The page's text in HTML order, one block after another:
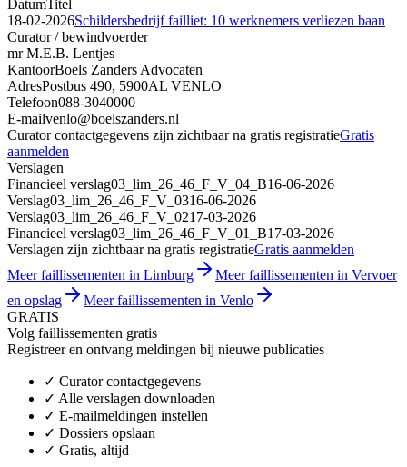
DatumTitel
18-02-2026Schildersbedrijf failliet: 10 werknemers verliezen baan
Curator / bewindvoerder
mr M.E.B. Lentjes
KantoorBoels Zanders Advocaten
AdresPostbus 490, 5900AL VENLO
Telefoon088-3040000
E-mailvenlo@boelszanders.nl
Curator contactgegevens zijn zichtbaar na gratis registratieGratis
aanmelden
Verslagen
Financieel verslag03_lim_26_46_F_V_04_B16-06-2026
Verslag03_lim_26_46_F_V_0316-06-2026
Verslag03_lim_26_46_F_V_0217-03-2026
Financieel verslag03_lim_26_46_F_V_01_B17-03-2026
Verslagen zijn zichtbaar na gratis registratieGratis aanmelden
Meer faillissementen in Limburg
Meer faillissementen in Vervoer
en opslag
Meer faillissementen in Venlo
GRATIS
Volg faillissementen gratis
Registreer en ontvang meldingen bij nieuwe publicaties
✓ Curator contactgegevens
✓ Alle verslagen downloaden
✓ E-mailmeldingen instellen
✓ Dossiers opslaan
✓ Gratis, altijd